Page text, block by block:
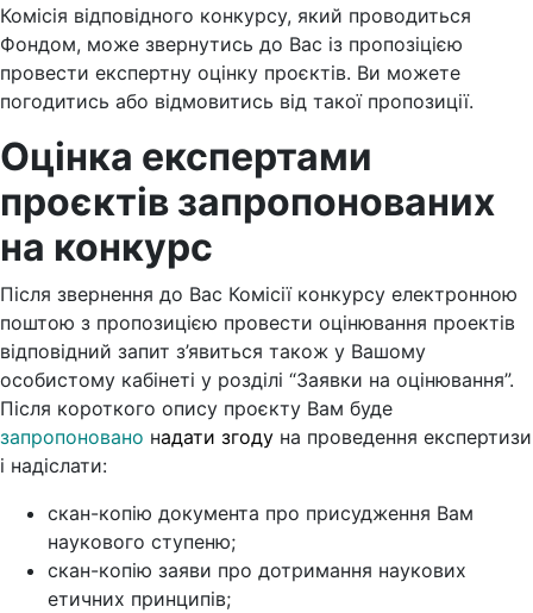
Комісія відповідного конкурсу, який проводиться
Фондом, може звернутись до Вас із пропозіцією
провести експертну оцінку проєктів. Ви можете
погодитись або відмовитись від такої пропозиції.
Оцінка експертами
проєктів запропонованих
на конкурс
Після звернення до Вас Комісії конкурсу електронною
поштою з пропозицією провести оцінювання проектів
відповідний запит з’явиться також у Вашому
особистому кабінеті у розділі “Заявки на оцінювання”.
Після короткого опису проєкту Вам буде
запропоновано надати згоду на проведення експертизи
і надіслати:
скан-копію документа про присудження Вам
наукового ступеню;
скан-копію заяви про дотримання наукових
етичних принципів;